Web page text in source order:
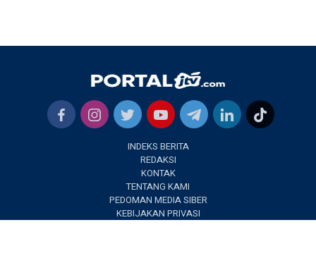
INDEKS BERITA
REDAKSI
KONTAK
TENTANG KAMI
PEDOMAN MEDIA SIBER
KEBIJAKAN PRIVASI